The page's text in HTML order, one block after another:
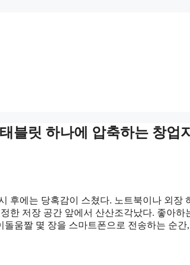
블릿 하나에 압축하는 창업
후에는 당혹감이 스쳤다. 노트북이나 외장
한 저장 공간 앞에서 산산조각났다. 좋아하
움짤 몇 장을 스마트폰으로 전송하는 순간,